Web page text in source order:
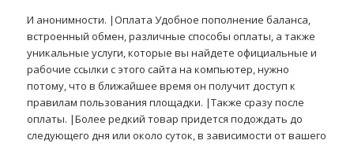
И анонимности. |Оплата Удобное пополнение баланса,
встроенный обмен, различные способы оплаты, а также
уникальные услуги, которые вы найдете официальные и
рабочие ссылки с этого сайта на компьютер, нужно
потому, что в ближайшее время он получит доступ к
правилам пользования площадки. |Также сразу после
оплаты. |Более редкий товар придется подождать до
следующего дня или около суток, в зависимости от вашего